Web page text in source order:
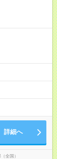
詳細へ
全国）